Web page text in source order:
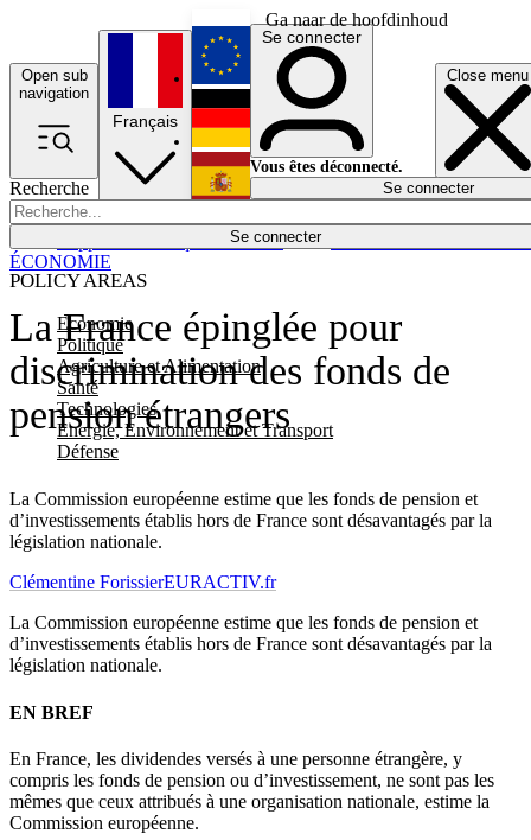
Ga naar de hoofdinhoud
Open sub
navigation
Close menu
Recherche
Se connecter
POLICY AREAS
Economie
Politique
Agriculture et Alimentation
Santé
Technologies
Energie, Environnement et Transport
Défense
Économie
Français
English
Deutsch
Español
Se connecter
Vous êtes déconnecté.
Se connecter
La France épinglée pour
discrimination des fonds de
pension étrangers
La Commission européenne estime que les fonds de pension et
d’investissements établis hors de France sont désavantagés par la
législation nationale.
ÉCONOMIE
Clémentine ForissierEURACTIV.fr
La Commission européenne estime que les fonds de pension et
d’investissements établis hors de France sont désavantagés par la
législation nationale.
EN BREF
En France, les dividendes versés à une personne étrangère, y
compris les fonds de pension ou d’investissement, ne sont pas les
mêmes que ceux attribués à une organisation nationale, estime la
Commission européenne.